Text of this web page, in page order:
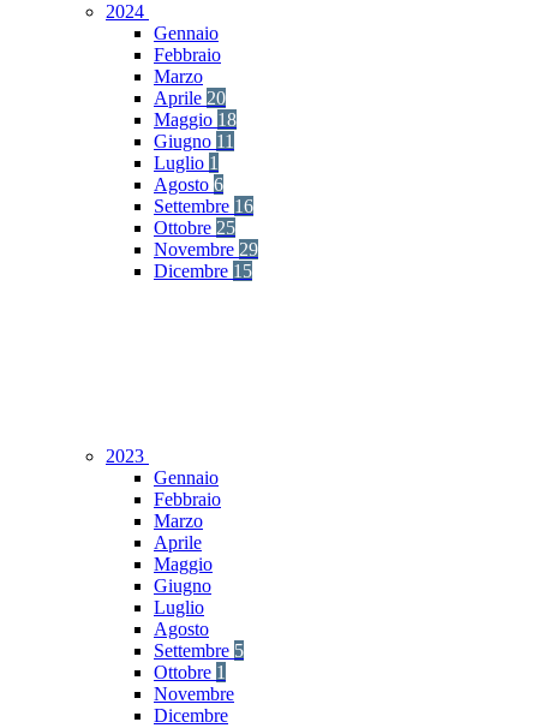
2024
Gennaio
Febbraio
Marzo
Aprile 20
Maggio 18
Giugno 11
Luglio 1
Agosto 6
Settembre 16
Ottobre 25
Novembre 29
Dicembre 15
2023
Gennaio
Febbraio
Marzo
Aprile
Maggio
Giugno
Luglio
Agosto
Settembre 5
Ottobre 1
Novembre
Dicembre